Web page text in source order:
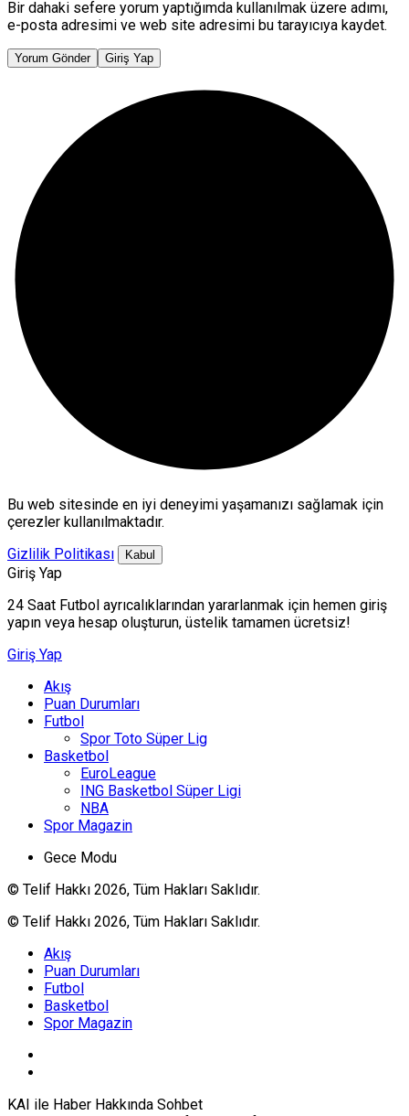
Bir dahaki sefere yorum yaptığımda kullanılmak üzere adımı,
e-posta adresimi ve web site adresimi bu tarayıcıya kaydet.
Yorum Gönder Giriş Yap
Bu web sitesinde en iyi deneyimi yaşamanızı sağlamak için
çerezler kullanılmaktadır.
Gizlilik Politikası
Kabul
Giriş Yap
24 Saat Futbol ayrıcalıklarından yararlanmak için hemen giriş
yapın veya hesap oluşturun, üstelik tamamen ücretsiz!
Giriş Yap
Akış
Puan Durumları
Futbol
Spor Toto Süper Lig
Basketbol
EuroLeague
ING Basketbol Süper Ligi
NBA
Spor Magazin
Gece Modu
© Telif Hakkı 2026, Tüm Hakları Saklıdır.
© Telif Hakkı 2026, Tüm Hakları Saklıdır.
Akış
Puan Durumları
Futbol
Basketbol
Spor Magazin
KAI ile Haber Hakkında Sohbet